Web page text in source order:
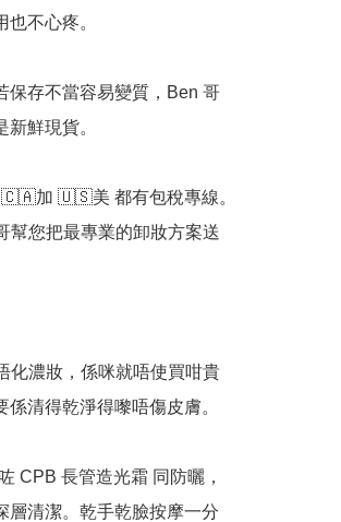
不心疼。
保存不當容易變質，Ben 哥
鮮現貨。
加 🇺🇸美 都有包稅專線。
幫您把最專業的卸妝方案送
化濃妝，係咪就唔使買咁貴
清得乾淨得嚟唔傷皮膚。
CPB 長管造光霜 同防曬，
層清潔。乾手乾臉按摩一分